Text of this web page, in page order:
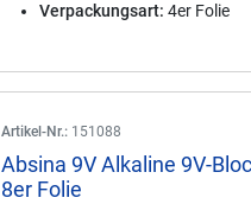
Verpackungsart: 4er Folie
Artikel-Nr.: 151088
Absina 9V Alkaline 9V-
8er Folie